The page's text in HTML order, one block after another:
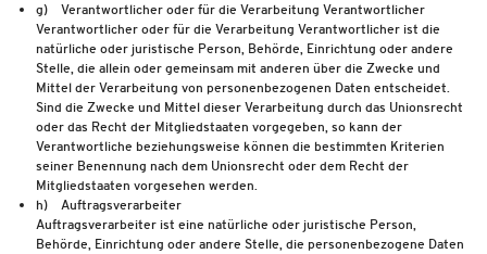
g) Verantwortlicher oder für die Verarbeitung Verantwortlicher
Verantwortlicher oder für die Verarbeitung Verantwortlicher ist die
natürliche oder juristische Person, Behörde, Einrichtung oder andere
Stelle, die allein oder gemeinsam mit anderen über die Zwecke und
Mittel der Verarbeitung von personenbezogenen Daten entscheidet.
Sind die Zwecke und Mittel dieser Verarbeitung durch das Unionsrecht
oder das Recht der Mitgliedstaaten vorgegeben, so kann der
Verantwortliche beziehungsweise können die bestimmten Kriterien
seiner Benennung nach dem Unionsrecht oder dem Recht der
Mitgliedstaaten vorgesehen werden.
h) Auftragsverarbeiter
Auftragsverarbeiter ist eine natürliche oder juristische Person,
Behörde, Einrichtung oder andere Stelle, die personenbezogene Daten